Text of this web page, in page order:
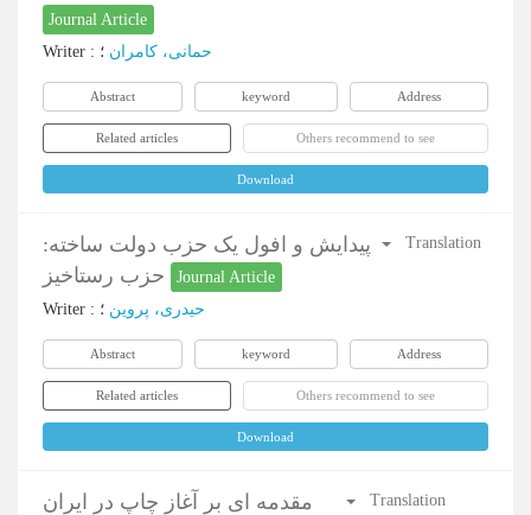
Journal Article
Writer : حمانی، کامران ؛
Abstract keyword Address
Related articles Others recommend to see
Download
پیدایش و افول یک حزب دولت ساخته:
Journal Article
Translation
Writer : حیدری، پروین ؛
Abstract keyword Address
Related articles Others recommend to see
Download
مقدمه ای بر آغاز چاپ در ایران Translation